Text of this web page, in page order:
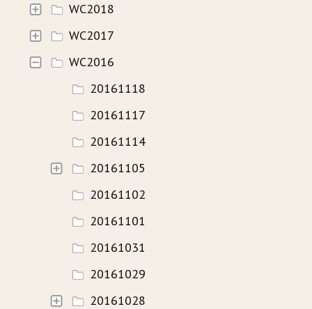
WAVECAMP 2023
WAVECAMP 2017
FOTOGALERIE
WC2018
WC2017
WC2016
20161118
20161117
20161114
20161105
20161102
20161101
20161031
20161029
20161028